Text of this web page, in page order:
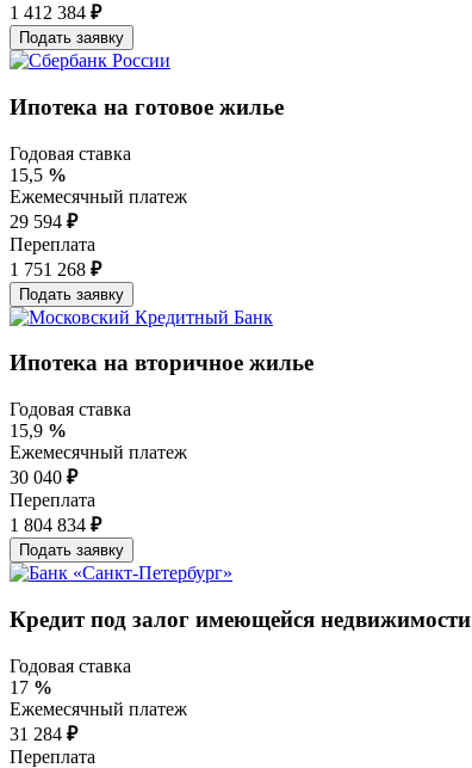
1 412 384 ₽
Ипотека на готовое жилье
Годовая ставка
15,5 %
Ежемесячный платеж
29 594 ₽
Переплата
1 751 268 ₽
Ипотека на вторичное жилье
Годовая ставка
15,9 %
Ежемесячный платеж
30 040 ₽
Переплата
1 804 834 ₽
Кредит под залог имеющейся недвижимости
Годовая ставка
17 %
Ежемесячный платеж
31 284 ₽
Переплата